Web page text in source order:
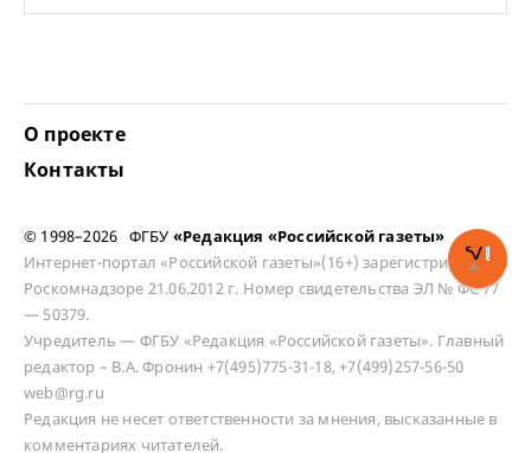
О проекте
Контакты
© 1998–2026 ФГБУ «Редакция «Российской газеты»
Интернет-портал «Российской газеты»(16+) зарегистрирован в
Роскомнадзоре 21.06.2012 г. Номер свидетельства ЭЛ № ФС 77
— 50379.
Учредитель — ФГБУ «Редакция «Российской газеты». Главный
редактор – В.А. Фронин +7(495)775-31-18, +7(499)257-56-50
web@rg.ru
Редакция не несет ответственности за мнения, высказанные в
комментариях читателей.